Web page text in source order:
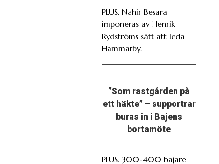
PLUS. Nahir Besara
imponeras av Henrik
Rydströms sätt att leda
Hammarby.
”Som rastgården på
ett häkte” – supportrar
buras in i Bajens
bortamöte
PLUS. 300-400 bajare